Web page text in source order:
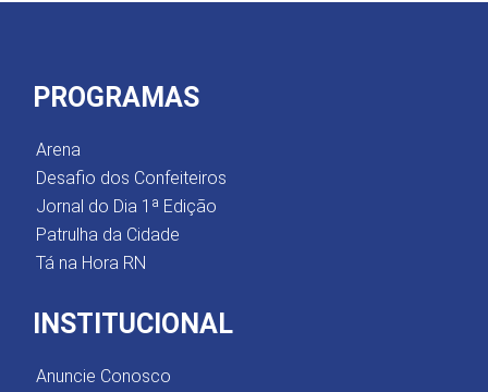
PROGRAMAS
Arena
Desafio dos Confeiteiros
Jornal do Dia 1ª Edição
Patrulha da Cidade
Tá na Hora RN
INSTITUCIONAL
Anuncie Conosco